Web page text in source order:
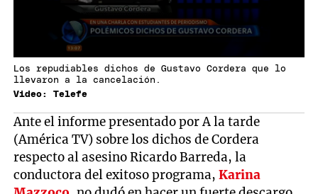
Los repudiables dichos de Gustavo Cordera que lo
llevaron a la cancelación.
Video: Telefe
Ante el informe presentado por A la tarde
(América TV) sobre los dichos de Cordera
respecto al asesino Ricardo Barreda, la
conductora del exitoso programa,Karina